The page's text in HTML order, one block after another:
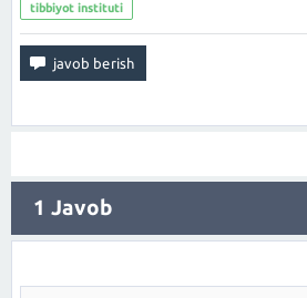
tibbiyot instituti
1 Javob